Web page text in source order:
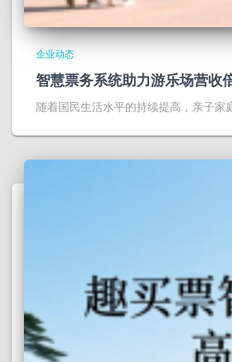
企业动态
智慧票务系统助力游乐场营收
随着国民生活水平的持续提高，亲子